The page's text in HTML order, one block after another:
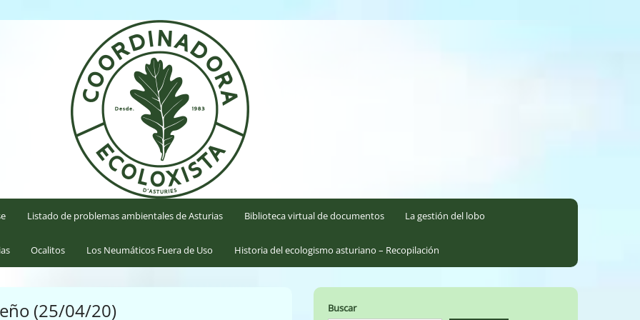
Listado de problemas ambientales de Asturias Biblioteca virtual de documentos La gestión del lobo
Ocalitos Los Neumáticos Fuera de Uso Historia del ecologismo asturiano – Recopilación
(25/04/20) Buscar